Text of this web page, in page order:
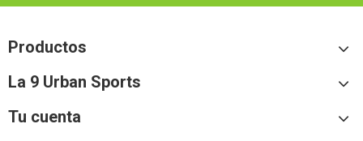
Productos
La 9 Urban Sports
Tu cuenta